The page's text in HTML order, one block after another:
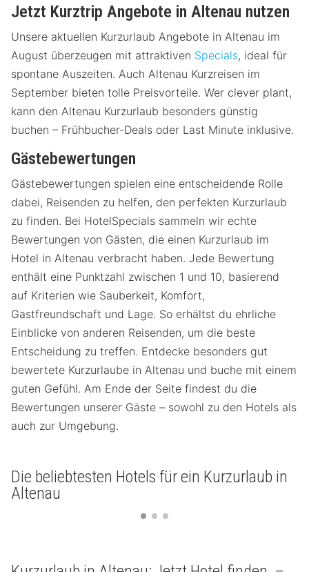
Jetzt Kurztrip Angebote in Altenau nutzen
Unsere aktuellen Kurzurlaub Angebote in Altenau im
August überzeugen mit attraktiven Specials, ideal für
spontane Auszeiten. Auch Altenau Kurzreisen im
September bieten tolle Preisvorteile. Wer clever plant,
kann den Altenau Kurzurlaub besonders günstig
buchen – Frühbucher-Deals oder Last Minute inklusive.
Gästebewertungen
Gästebewertungen spielen eine entscheidende Rolle
dabei, Reisenden zu helfen, den perfekten Kurzurlaub
zu finden. Bei HotelSpecials sammeln wir echte
Bewertungen von Gästen, die einen Kurzurlaub im
Hotel in Altenau verbracht haben. Jede Bewertung
enthält eine Punktzahl zwischen 1 und 10, basierend
auf Kriterien wie Sauberkeit, Komfort,
Gastfreundschaft und Lage. So erhältst du ehrliche
Einblicke von anderen Reisenden, um die beste
Entscheidung zu treffen. Entdecke besonders gut
bewertete Kurzurlaube in Altenau und buche mit einem
guten Gefühl. Am Ende der Seite findest du die
Bewertungen unserer Gäste – sowohl zu den Hotels als
auch zur Umgebung.
Die beliebtesten Hotels für ein Kurzurlaub in
Altenau